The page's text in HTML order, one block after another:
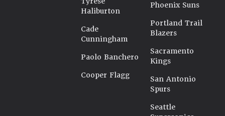
Haliburton
Cade
Cunningham
Paolo Banchero
Cooper Flagg
Phoenix Suns
Portland Trail
Blazers
Sacramento
Kings
San Antonio
Spurs
Seattle